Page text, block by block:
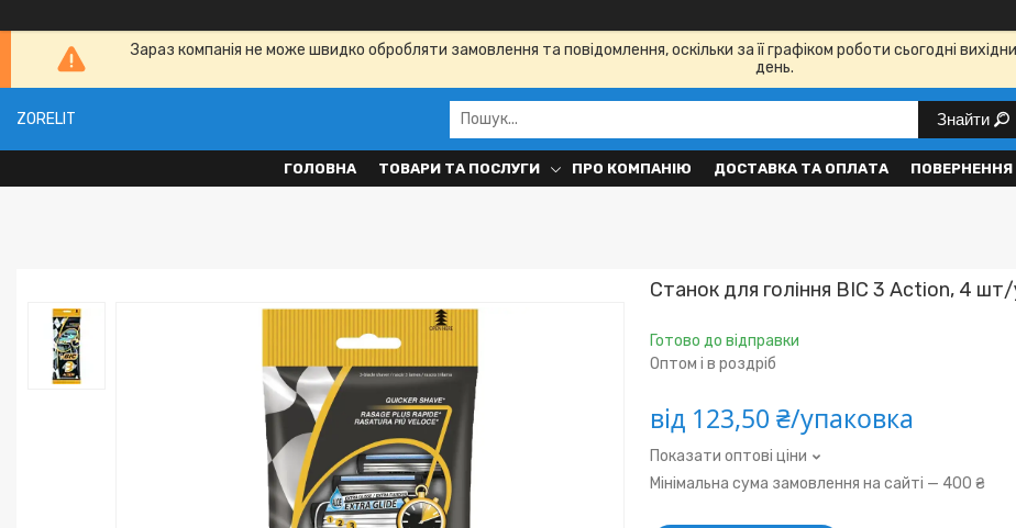
Зараз компанія не може швидко обробляти замовлення та повідомлення, оскільки за її графіком роботи сьогодні
день.
ZORELIT Знайти
ГОЛОВНА ТОВАРИ ТА ПОСЛУГИ ПРО КОМПАНІЮ ДОСТАВКА ТА ОПЛАТА ПОВЕРНЕННЯ
Станок для гоління BIC 3 Action, 4
Готово до відправки
Оптом і в роздріб
від 123,50 ₴/упаковка
Показати оптові ціни
Мінімальна сума замовлення на сайті — 400 ₴